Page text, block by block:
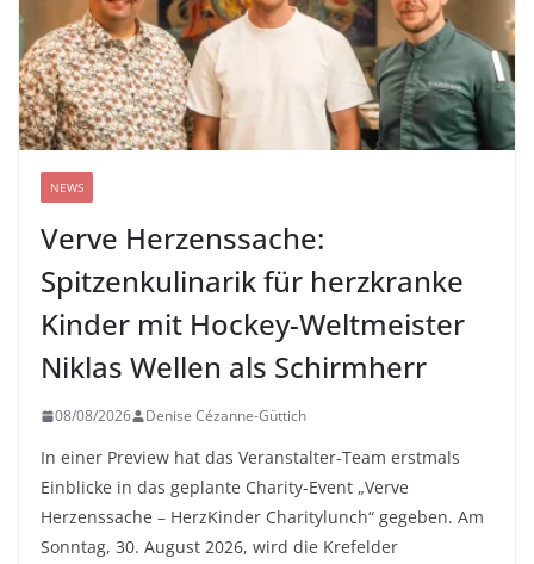
NEWS
Verve Herzenssache:
Spitzenkulinarik für herzkranke
Kinder mit Hockey-Weltmeister
Niklas Wellen als Schirmherr
08/08/2026 Denise Cézanne-Güttich
In einer Preview hat das Veranstalter-Team erstmals
Einblicke in das geplante Charity-Event „Verve
Herzenssache – HerzKinder Charitylunch“ gegeben. Am
Sonntag, 30. August 2026, wird die Krefelder